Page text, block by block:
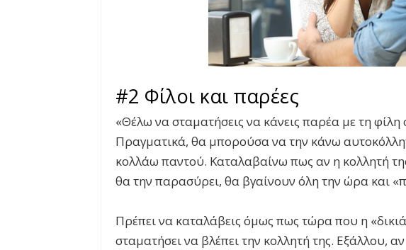
#2 Φίλοι και παρέες
«Θέλω να σταματήσεις να κάνεις παρέα με τη φίλη
Πραγματικά, θα μπορούσα να την κάνω
κολλάω παντού. Καταλαβαίνω πως αν η κολλητή
θα την παρασύρει, θα βγαίνουν όλη την ώρα και
Πρέπει να καταλάβεις όμως πως τώρα που η
σταματήσει να βλέπει την κολλητή της. Εξάλλου,